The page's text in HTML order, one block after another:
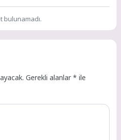
bulunamadı.
Gerekli alanlar* ile